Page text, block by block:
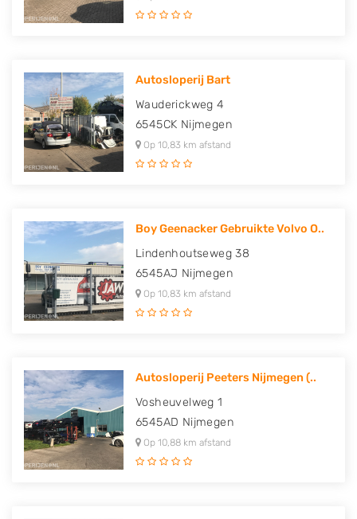
Autosloperij Bart
Wauderickweg 4
6545CK Nijmegen
Op 10,83 km afstand
Boy Geenacker Gebruikte Volvo O..
Lindenhoutseweg 38
6545AJ Nijmegen
Op 10,83 km afstand
Autosloperij Peeters Nijmegen (..
Vosheuvelweg 1
6545AD Nijmegen
Op 10,88 km afstand